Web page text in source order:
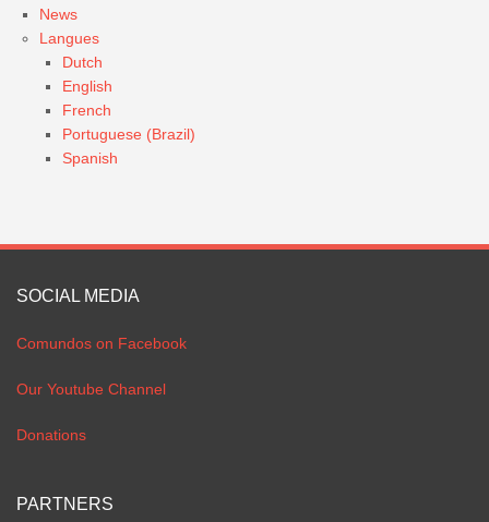
News
Langues
Dutch
English
French
Portuguese (Brazil)
Spanish
SOCIAL MEDIA
Comundos on Facebook
Our Youtube Channel
Donations
PARTNERS